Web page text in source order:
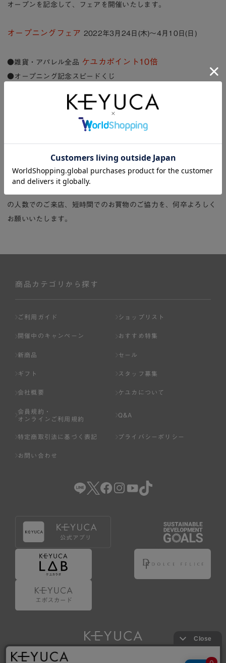
オープンを記念して、フェアを開催いたします。
オープニングフェア 2022年3月24日(木)～4月10日(日)
●雑貨・アパレル全品 ケユカポイント10倍
●オープニング記念スピードくじ
ルティプレゼント
＜ご来店されるお客様へのお願い＞
考え、従業員のマスク着用、手洗い、手指の消毒の徹底と、ソー
シャルディスタンスの確保を実施し、営業しております。
の人数でのご来店、短時間でのお買物のご協力を、何卒よろしく
お願いいたします。
商品カテゴリから探す
ご利用ガイド ショップリスト
開催中のキャンペーン おすすめ特集
新商品 セール
ギフト スタッフ募集
会社概要 ケユカについて
会員規約・
オンラインご利用規約
Q&A
特定商取引法に基づく表記 プライバシーポリシー
お問い合わせ
Copyright © KAWAJUN Co., Ltd. All Rights Reserved.